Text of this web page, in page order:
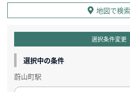
地図で検索
選択条件変更
選択中の条件
蔚山町駅